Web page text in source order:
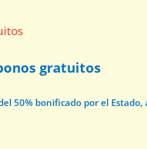
gratuitos
50% bonificado por el